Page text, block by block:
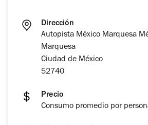
Dirección
Autopista México Marquesa
Marquesa
Ciudad de México
52740
Precio
Consumo promedio por